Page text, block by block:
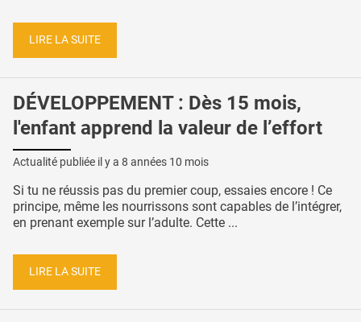
LIRE LA SUITE
DÉVELOPPEMENT : Dès 15 mois,
l'enfant apprend la valeur de l’effort
Actualité publiée il y a 8 années 10 mois
Si tu ne réussis pas du premier coup, essaies encore ! Ce
principe, même les nourrissons sont capables de l’intégrer,
en prenant exemple sur l’adulte. Cette ...
LIRE LA SUITE